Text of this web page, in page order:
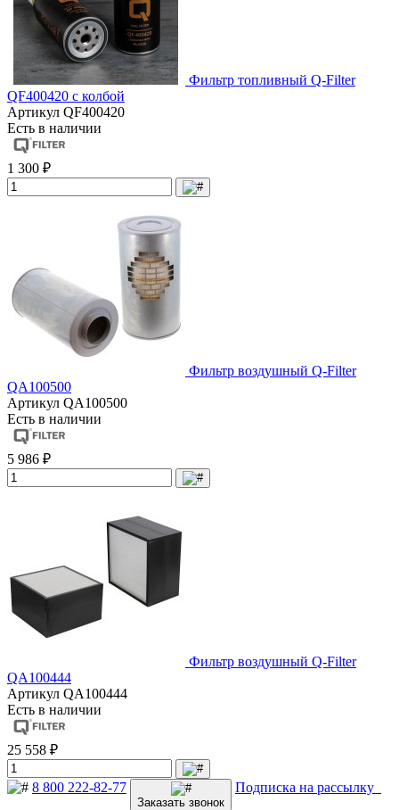
Фильтр топливный Q-Filter
QF400420 с колбой
Артикул QF400420
Есть в наличии
1 300 ₽
Фильтр воздушный Q-Filter
QA100500
Артикул QA100500
Есть в наличии
5 986 ₽
Фильтр воздушный Q-Filter
QA100444
Артикул QA100444
Есть в наличии
25 558 ₽
8 800 222-82-77
Заказать звонок
Подписка на рассылку